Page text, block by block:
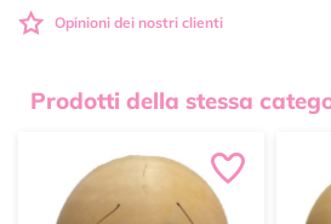
Opinioni dei nostri clienti
Prodotti della stessa